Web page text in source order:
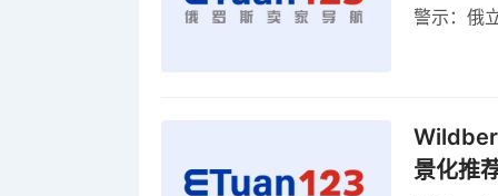
警示：俄
景化推